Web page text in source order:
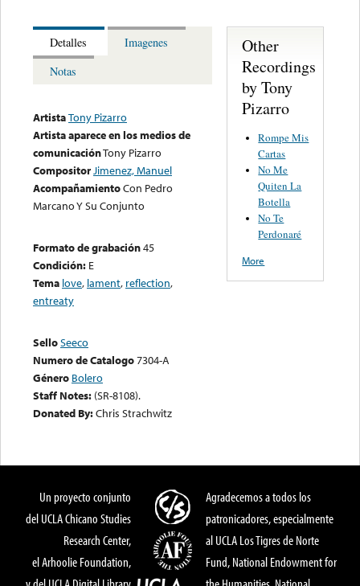
Detalles
Imagenes
Notas
ArtistaTony Pizarro
Artista aparece en los medios de
comunicaciónTony Pizarro
CompositorJimenez, Manuel
AcompañamientoCon Pedro
Marcano Y Su Conjunto
Formato de grabación45
Condición: E
Tema love, lament, reflection,
entreaty
SelloSeeco
Numero de Catalogo7304-A
Género Bolero
Staff Notes: (SR-8108).
Donated By:Chris Strachwitz
Other
Recordings
by Tony
Pizarro
Rompe Mis
Cartas
No Me
Quiten La
Botella
No Te
Perdonaré
More
Un proyecto conjunto
del UCLA Chicano Studies
Research Center,
el Arhoolie Foundation,
Agradecemos a todos los
patronicadores, especialmente
al UCLA Los Tigres de Norte
Fund, National Endowment for